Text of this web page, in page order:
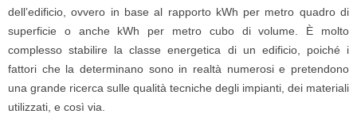
dell’edificio, ovvero in base al rapporto kWh per metro quadro di
superficie o anche kWh per metro cubo di volume. È molto
complesso stabilire la classe energetica di un edificio, poiché i
fattori che la determinano sono in realtà numerosi e pretendono
una grande ricerca sulle qualità tecniche degli impianti, dei materiali
utilizzati, e così via.